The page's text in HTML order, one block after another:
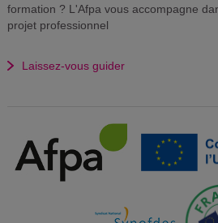
formation ? L'Afpa vous accompagne
projet professionnel
Laissez-vous guider